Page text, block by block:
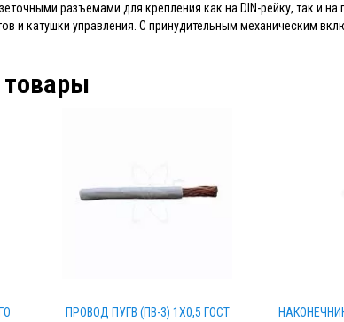
разъемами для крепления как на DIN-рейку, так и
и катушки управления. С принудительным механическим
ПРОВОД ПУГВ (ПВ-3) 1Х0,5 ГОСТ